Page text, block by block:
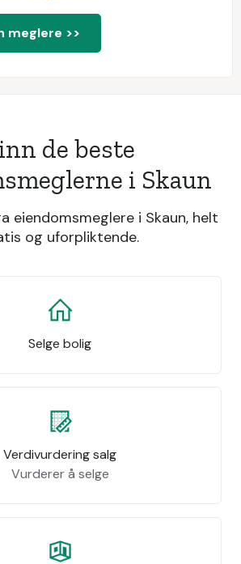
meglere >>
de beste
i Skaun
eiendomsmeglere i Skaun, helt
og uforpliktende.
Selge bolig
Verdivurdering salg
Vurderer å selge